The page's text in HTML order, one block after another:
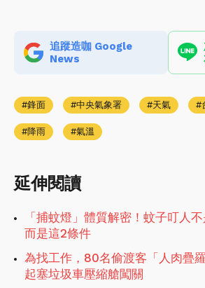
追蹤造咖 Google
News
鋒面 中央氣象署 天氣
降雨 氣溫
延伸閱讀
「捕蚊燈」體質解密！蚊子叮人
而是這2條件
為找工作，80名偷渡客「人肉疊
起塞垃圾車壓縮艙闖關